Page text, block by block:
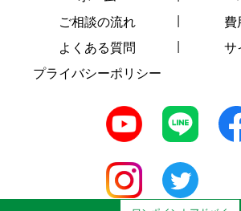
ご相談の流れ
費
よくある質問
サ
プライバシーポリシー